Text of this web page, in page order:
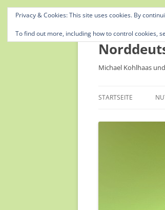
Michael Kohlhaas
STARTSEITE
Privacy & Cookies: This site uses cookies. By
To find out more, including how to control cookies,